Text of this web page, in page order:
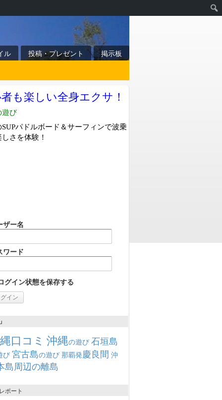
ル 投稿・プレゼント 掲示板
ザー名
ワード
グイン状態を保存する
口コミ 沖縄の遊び 石垣島
び 宮古島の遊び 那覇発慶良間 沖
島周辺の離島
ポート